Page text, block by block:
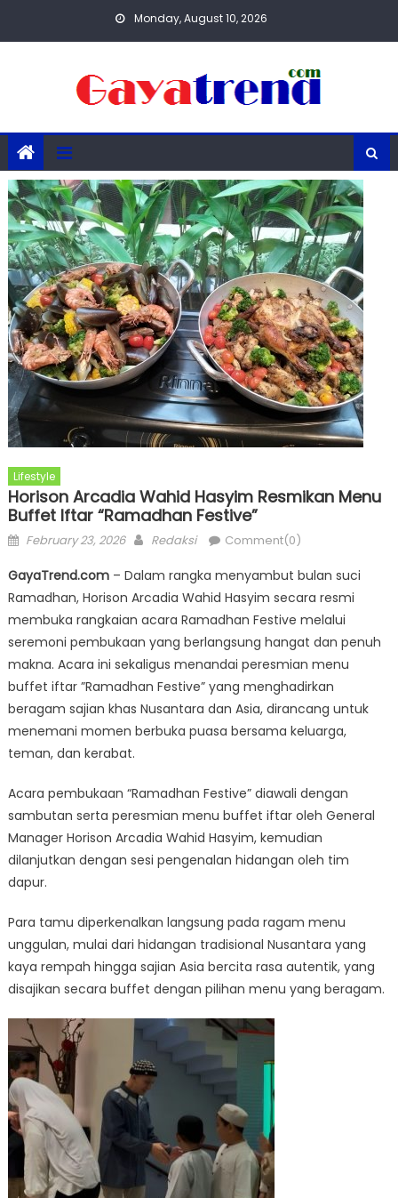
Monday, August 10, 2026
Lifestyle
Horison Arcadia Wahid Hasyim Resmikan Menu
Buffet Iftar “Ramadhan Festive”
Posted
February 23, 2026 Author
Redaksi Comment(0)
GayaTrend.com– Dalam rangka menyambut bulan suci
Ramadhan, Horison Arcadia Wahid Hasyim secara resmi
membuka rangkaian acara Ramadhan Festive melalui
seremoni pembukaan yang berlangsung hangat dan penuh
makna. Acara ini sekaligus menandai peresmian menu
buffet iftar ”Ramadhan Festive” yang menghadirkan
beragam sajian khas Nusantara dan Asia, dirancang untuk
menemani momen berbuka puasa bersama keluarga,
teman, dan kerabat.
Acara pembukaan “Ramadhan Festive” diawali dengan
sambutan serta peresmian menu buffet iftar oleh General
Manager Horison Arcadia Wahid Hasyim, kemudian
dilanjutkan dengan sesi pengenalan hidangan oleh tim
dapur.
Para tamu diperkenalkan langsung pada ragam menu
unggulan, mulai dari hidangan tradisional Nusantara yang
kaya rempah hingga sajian Asia bercita rasa autentik, yang
disajikan secara buffet dengan pilihan menu yang beragam.